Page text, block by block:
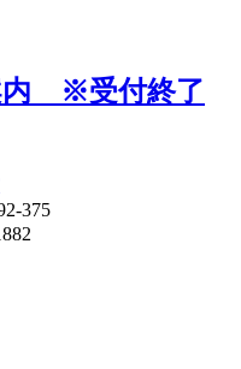
内 ※受付終了
375